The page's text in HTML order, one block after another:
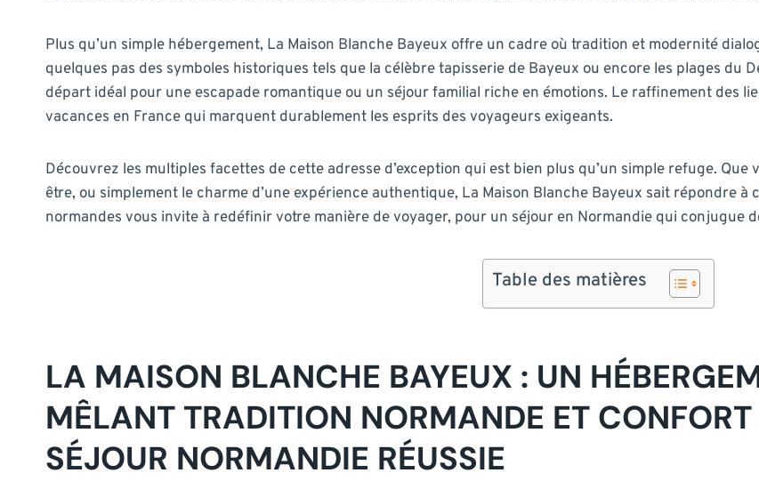
Plus qu’un simple hébergement, La Maison Blanche Bayeux offre un cadre où tradition et modernité
quelques pas des symboles historiques tels que la célèbre tapisserie de Bayeux ou encore les plages du
départ idéal pour une escapade romantique ou un séjour familial riche en émotions. Le raffinement des
vacances en France qui marquent durablement les esprits des voyageurs exigeants.
Découvrez les multiples facettes de cette adresse d’exception qui est bien plus qu’un simple refuge.
être, ou simplement le charme d’une expérience authentique, La Maison Blanche Bayeux sait répondre
normandes vous invite à redéfinir votre manière de voyager, pour un séjour en Normandie qui conjugue
Table des matières
LA MAISON BLANCHE BAYEUX : UN
MÊLANT TRADITION NORMANDE ET
SÉJOUR NORMANDIE RÉUSSIE